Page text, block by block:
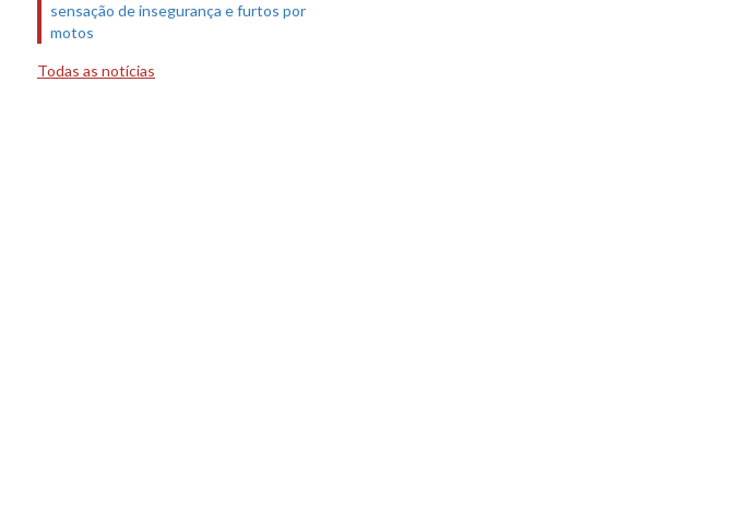
sensação de insegurança e furtos por
motos
Todas as notícias